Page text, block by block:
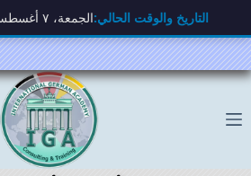
التاريخ والوقت الحالي:الجمعة، ٧ أغسطس ٢٠٢٦
التجاوز
إلى
المحتوى